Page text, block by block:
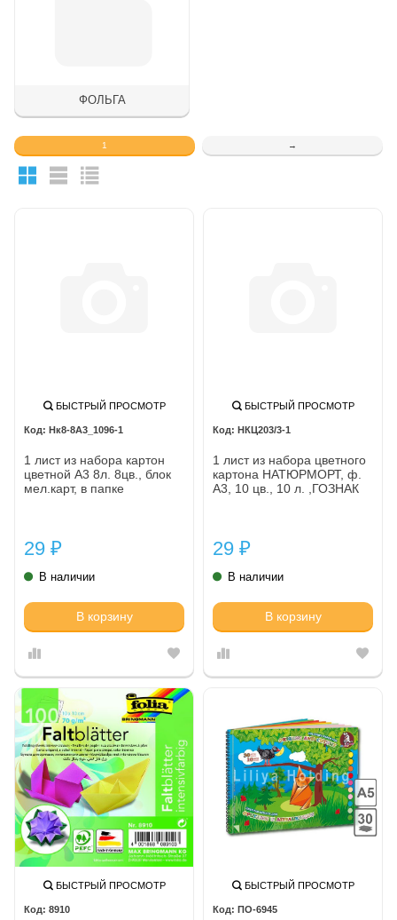
ФОЛЬГА
1 →
БЫСТРЫЙ ПРОСМОТР
Нк8-8А3_1096-1
1 лист из набора картон
цветной А3 8л. 8цв., блок
мел.карт, в папке
29 ₽
В наличии
В корзину
БЫСТРЫЙ ПРОСМОТР
НКЦ203/3-1
1 лист из набора цветного
картона НАТЮРМОРТ, ф.
А3, 10 цв., 10 л. ,ГОЗНАК
29 ₽
В наличии
В корзину
БЫСТРЫЙ ПРОСМОТР
8910
БЫСТРЫЙ ПРОСМОТР
ПО-6945